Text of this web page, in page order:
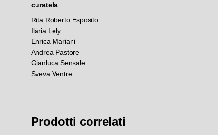
curatela
Rita Roberto Esposito
Ilaria Lely
Enrica Mariani
Andrea Pastore
Gianluca Sensale
Sveva Ventre
Prodotti correlati